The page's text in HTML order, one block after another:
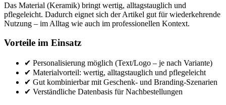
Das Material (Keramik) bringt wertig, alltagstauglich und
pflegeleicht. Dadurch eignet sich der Artikel gut für wiederkehrende
Nutzung – im Alltag wie auch im professionellen Kontext.
Vorteile im Einsatz
✔ Personalisierung möglich (Text/Logo – je nach Variante)
✔ Materialvorteil: wertig, alltagstauglich und pflegeleicht
✔ Gut kombinierbar mit Geschenk- und Branding-Szenarien
✔ Verständliche Datenbasis für Nachbestellungen